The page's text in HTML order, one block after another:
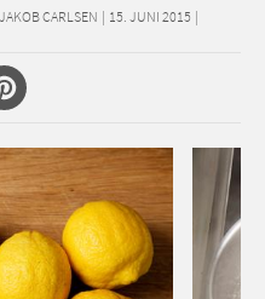
CARLSEN | 15. JUNI 2015 |